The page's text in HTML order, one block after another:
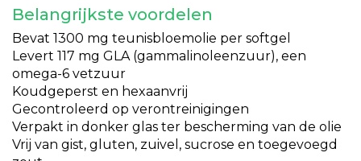
Belangrijkste voordelen
Bevat 1300 mg teunisbloemolie per softgel
Levert 117 mg GLA (gammalinoleenzuur), een
omega-6 vetzuur
Koudgeperst en hexaanvrij
Gecontroleerd op verontreinigingen
Verpakt in donker glas ter bescherming van de olie
Vrij van gist, gluten, zuivel, sucrose en toegevoegd